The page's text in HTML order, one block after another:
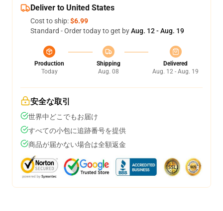
Deliver to United States
Cost to ship:$6.99
Standard - Order today to get byAug. 12 - Aug. 19
Production
Today
Shipping
Aug. 08
Delivered
Aug. 12 - Aug. 19
安全な取引
世界中どこでもお届け
すべての小包に追跡番号を提供
商品が届かない場合は全額返金